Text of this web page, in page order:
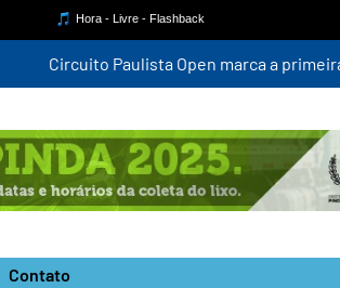
do ‘João do Pulo’
Contato